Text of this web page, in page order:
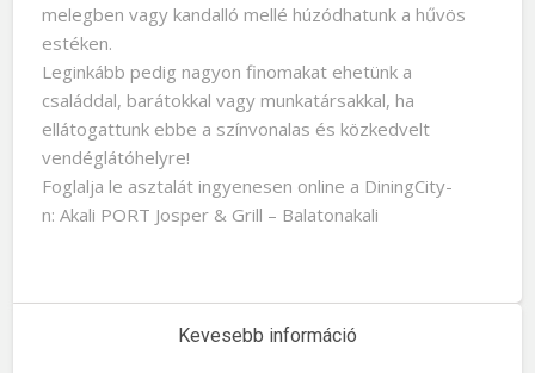
melegben vagy kandalló mellé húzódhatunk a hűvös
estéken.
Leginkább pedig nagyon finomakat ehetünk a
családdal, barátokkal vagy munkatársakkal, ha
ellátogattunk ebbe a színvonalas és közkedvelt
vendéglátóhelyre!
Foglalja le asztalát ingyenesen online a DiningCity-
n: Akali PORT Josper & Grill – Balatonakali
Kevesebb információ